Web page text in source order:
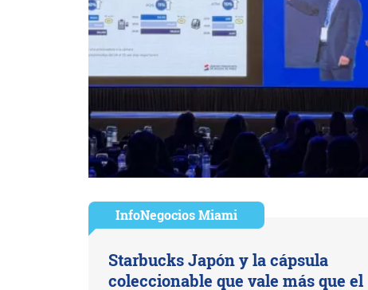
InfoNegocios Miami
Starbucks Japón y la cápsula
coleccionable que vale más que el